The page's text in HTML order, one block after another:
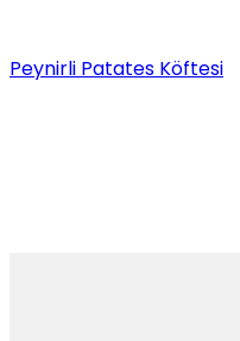
Peynirli Patates Köftesi